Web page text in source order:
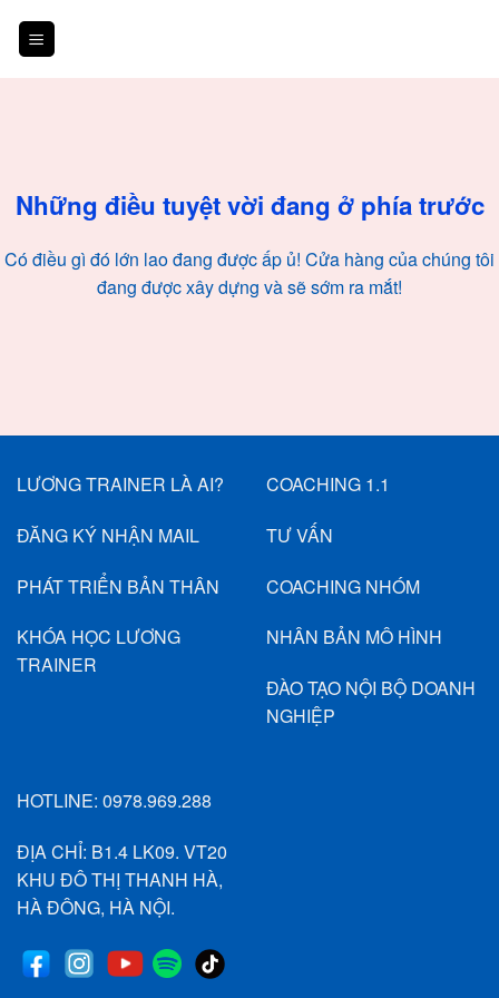
dungNhững điều tuyệt vời đang ở phía trước
Có điều gì đó lớn lao đang được ấp ủ! Cửa hàng của chúng tôi
đang được xây dựng và sẽ sớm ra mắt!
LƯƠNG TRAINER LÀ AI?
ĐĂNG KÝ NHẬN MAIL
PHÁT TRIỂN BẢN THÂN
KHÓA HỌC LƯƠNG
TRAINER
COACHING 1.1
TƯ VẤN
COACHING NHÓM
NHÂN BẢN MÔ HÌNH
ĐÀO TẠO NỘI BỘ DOANH
NGHIỆP
HOTLINE: 0978.969.288
ĐỊA CHỈ: B1.4 LK09. VT20
KHU ĐÔ THỊ THANH HÀ,
HÀ ĐÔNG, HÀ NỘI.